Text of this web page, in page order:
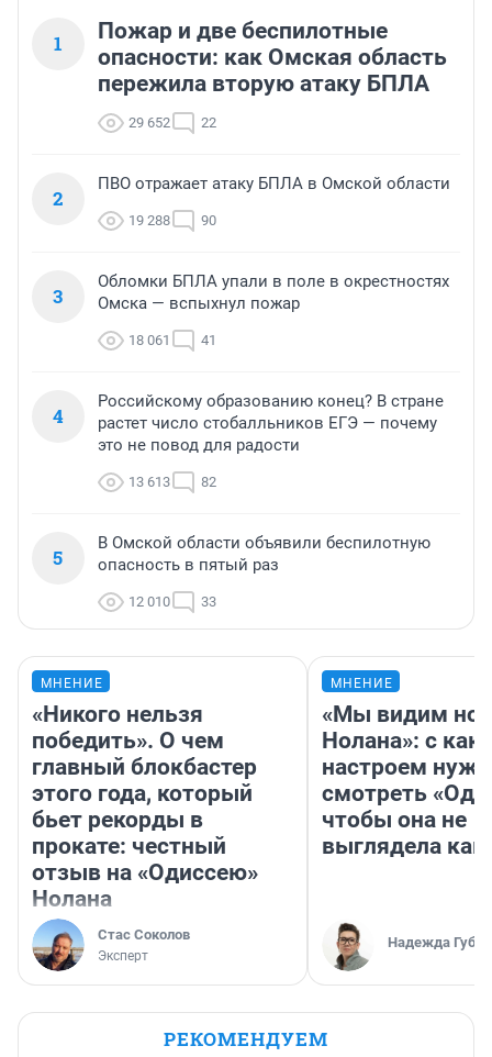
1
Пожар и две беспилотные
опасности: как Омская область
пережила вторую атаку БПЛА
29 652 22
2
ПВО отражает атаку БПЛА в Омской области
19 288 90
3
Обломки БПЛА упали в поле в окрестностях
Омска — вспыхнул пожар
18 061 41
4
Российскому образованию конец? В стране
растет число стобалльников ЕГЭ — почему
это не повод для радости
13 613 82
5
В Омской области объявили беспилотную
опасность в пятый раз
12 010 33
МНЕНИЕ
«Никого нельзя
победить». О чем
главный блокбастер
этого года, который
бьет рекорды в
прокате: честный
отзыв на «Одиссею»
Нолана
Стас Соколов
Эксперт
МНЕНИЕ
«Мы видим
Нолана»: с
настроем
смотреть
чтобы она не
выглядела как
Надежда
РЕКОМЕНДУЕМ